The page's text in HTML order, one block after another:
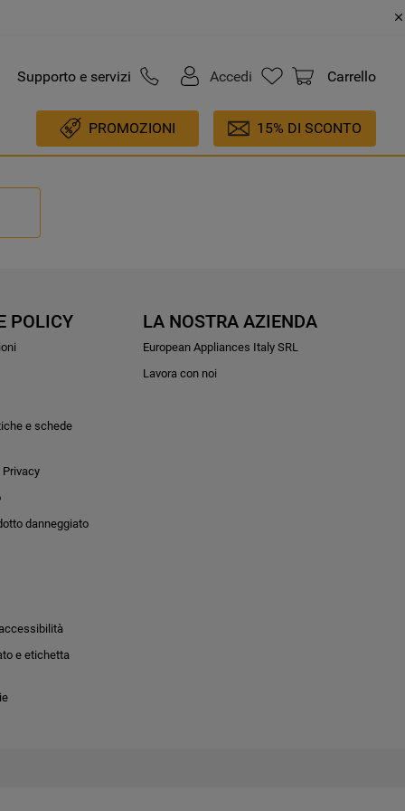
Supporto e servizi Accedi Carrello
PROMOZIONI 15% DI SCONTO
POLICY
e schede
danneggiato
e etichetta
LA NOSTRA AZIENDA
European Appliances Italy SRL
Lavora con noi